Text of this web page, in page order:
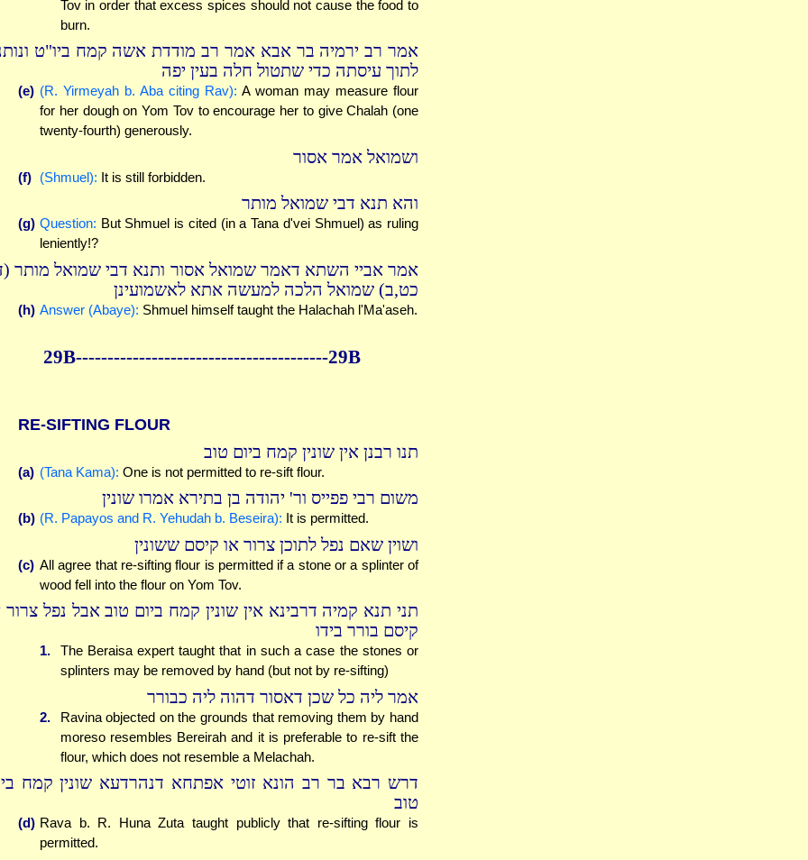
Tov in order that excess spices should not cause the food to
burn.
אמר רב ירמיה בר אבא אמר רב מודדת אשה קמח ביו"ט
לתוך עיסתה כדי שתטול חלה בעין יפה
(e) (R. Yirmeyah b. Aba citing Rav): A woman may measure flour
for her dough on Yom Tov to encourage her to give Chalah (one
twenty-fourth) generously.
ושמואל אמר אסור
(f) (Shmuel): It is still forbidden.
והא תנא דבי שמואל מותר
(g) Question: But Shmuel is cited (in a Tana d'vei Shmuel) as ruling
leniently!?
אמר אביי השתא דאמר שמואל אסור ותנא דבי שמואל מותר
כט,ב) שמואל הלכה למעשה אתא לאשמועינן
(h) Answer (Abaye): Shmuel himself taught the Halachah l'Ma'aseh.
29B----------------------------------------29B
RE-SIFTING FLOUR
תנו רבנן אין שונין קמח ביום טוב
(a) (Tana Kama): One is not permitted to re-sift flour.
משום רבי פפייס ור' יהודה בן בתירא אמרו שונין
(b) (R. Papayos and R. Yehudah b. Beseira): It is permitted.
ושוין שאם נפל לתוכן צרור או קיסם ששונין
(c) All agree that re-sifting flour is permitted if a stone or a splinter of
wood fell into the flour on Yom Tov.
תני תנא קמיה דרבינא אין שונין קמח ביום טוב אבל נפל צרור
קיסם בורר בידו
1.
The Beraisa expert taught that in such a case the stones or
splinters may be removed by hand (but not by re-sifting)
אמר ליה כל שכן דאסור דהוה ליה כבורר
2.
Ravina objected on the grounds that removing them by hand
moreso resembles Bereirah and it is preferable to re-sift the
flour, which does not resemble a Melachah.
דרש רבא בר רב הונא זוטי אפתחא דנהרדעא שונין קמח
טוב
(d) Rava b. R. Huna Zuta taught publicly that re-sifting flour is
permitted.